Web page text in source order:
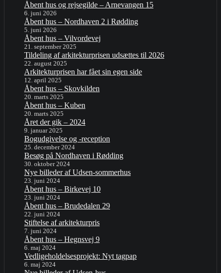
Åbent hus og rejsegilde – Arnevangen 15
6. juni 2026
Åbent hus – Nordhaven 2 i Rødding
5. juni 2026
Åbent hus – Vilvordevej
21. september 2025
Tildeling af arkitekturprisen udsættes til 2026
22. august 2025
Arkitekturprisen har fået sin egen side
12. april 2025
Åbent hus – Skovkilden
20. marts 2025
Åbent hus – Kuben
20. marts 2025
Året der gik – 2024
9. januar 2025
Bogudgivelse og -reception
25. december 2024
Besøg på Nordhaven i Rødding
30. oktober 2024
Nye billeder af Udsen-sommerhus
23. juni 2024
Åbent hus – Birkevej 10
23. juni 2024
Åbent hus – Brudedalen 29
22. juni 2024
Stiftelse af arkitekturpris
7. juni 2024
Åbent hus – Hegnsvej 9
6. maj 2024
Vedligeholdelsesprojekt: Nyt tagpap
6. maj 2024